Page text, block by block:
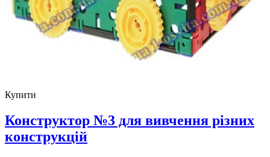
Купити
Конструктор №3 для вивчення різних
конструкцій